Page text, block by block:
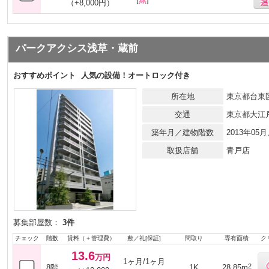
（+8,000円）
パークアクシス浅草・蔵前
おすすめポイント 人気の設備！オートロック付き
所在地
東京都台東
交通
東京都大江
築年月／建物階数
2013年05
取扱店舗
青戸店
募集部屋数： 3件
チェック 階数 賃料（＋管理費） 敷／礼[保証] 間取り 専有面積 ク
13.6万円
1ヶ月/1ヶ月
2